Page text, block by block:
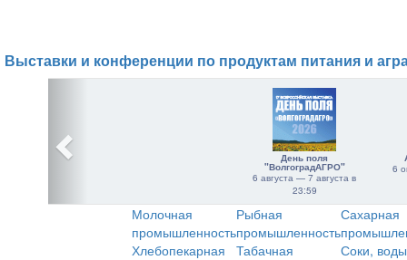
Выставки и конференции по продуктам питания и
День поля
"ВолгоградАГРО"
6 августа — 7 августа в
23:59
6
Молочная
промышленность
Рыбная
промышленность
Сахарная
Хлебопекарная
Табачная
Соки,